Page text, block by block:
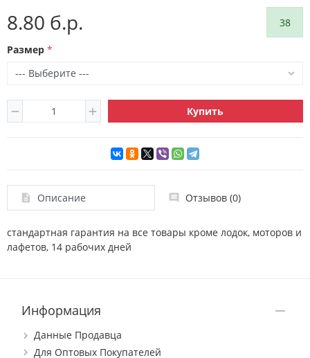
8.80 б.р. 38
Размер
Купить
Описание Отзывов (0)
стандартная гарантия на все товары кроме лодок, моторов и
лафетов, 14 рабочих дней
Информация
Данные Продавца
Для Оптовых Покупателей